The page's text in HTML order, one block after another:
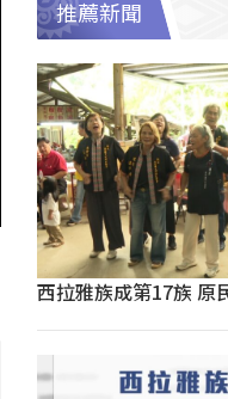
推薦新聞
西拉雅族成第17族 原